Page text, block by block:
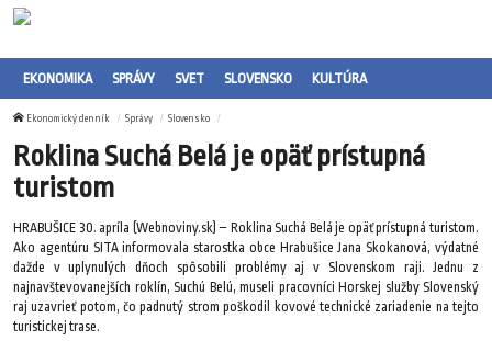
EKONOMIKA SPRÁVY SVET SLOVENSKO KULTÚRA
Ekonomický denník Správy Slovensko
Roklina Suchá Belá je opäť prístupná
turistom
HRABUŠICE 30. apríla (Webnoviny.sk) – Roklina Suchá Belá je opäť prístupná turistom.
Ako agentúru SITA informovala starostka obce Hrabušice Jana Skokanová, výdatné
dažde v uplynulých dňoch spôsobili problémy aj v Slovenskom raji. Jednu z
najnavštevovanejších roklín, Suchú Belú, museli pracovníci Horskej služby Slovenský
raj uzavrieť potom, čo padnutý strom poškodil kovové technické zariadenie na tejto
turistickej trase.